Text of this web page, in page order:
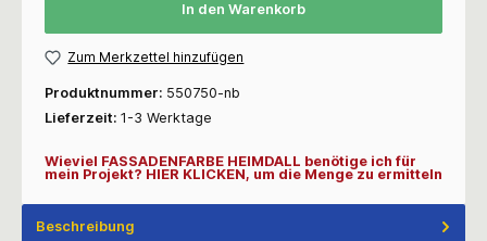
In den Warenkorb
Zum Merkzettel hinzufügen
Produktnummer: 550750-nb
Lieferzeit: 1-3 Werktage
Wieviel FASSADENFARBE HEIMDALL benötige ich für
mein Projekt? HIER KLICKEN, um die Menge zu ermitteln
Beschreibung